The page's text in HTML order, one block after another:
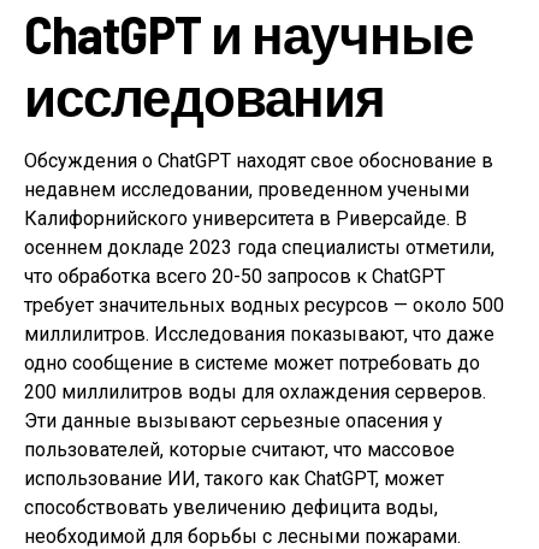
ChatGPT и научные
исследования
Обсуждения о ChatGPT находят свое обоснование в
недавнем исследовании, проведенном учеными
Калифорнийского университета в Риверсайде. В
осеннем докладе 2023 года специалисты отметили,
что обработка всего 20-50 запросов к ChatGPT
требует значительных водных ресурсов — около 500
миллилитров. Исследования показывают, что даже
одно сообщение в системе может потребовать до
200 миллилитров воды для охлаждения серверов.
Эти данные вызывают серьезные опасения у
пользователей, которые считают, что массовое
использование ИИ, такого как ChatGPT, может
способствовать увеличению дефицита воды,
необходимой для борьбы с лесными пожарами.